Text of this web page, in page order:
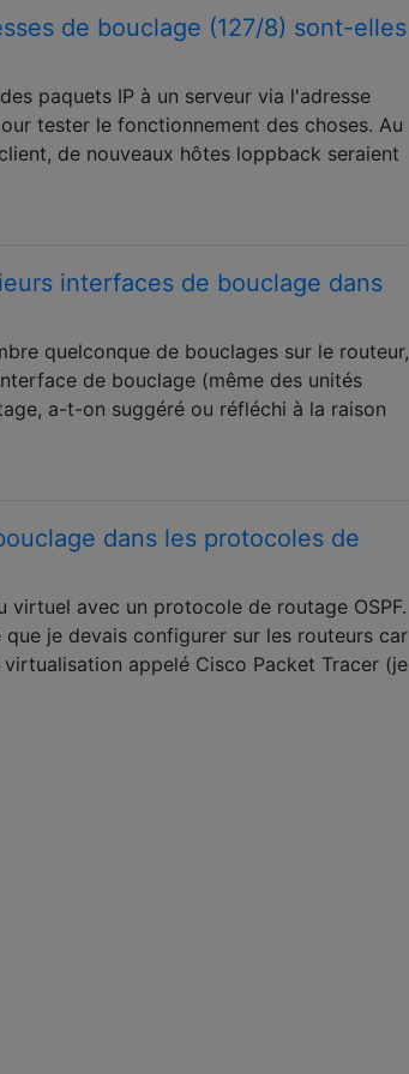
de bouclage (127/8) sont-elles
paquets IP à un serveur via l'adresse
tester le fonctionnement des choses. Au
de nouveaux hôtes loppback seraient
interfaces de bouclage dans
quelconque de bouclages sur le routeur,
de bouclage (même des unités
a-t-on suggéré ou réfléchi à la raison
dans les protocoles de
avec un protocole de routage OSPF.
je devais configurer sur les routeurs car
appelé Cisco Packet Tracer (je